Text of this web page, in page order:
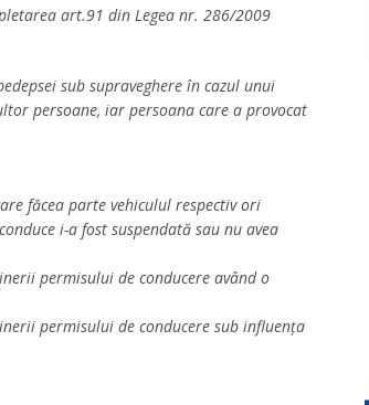
art.91 din Legea nr. 286/2009
sub supraveghere în cazul unui
persoane, iar persoana care a provocat
făcea parte vehiculul respectiv ori
i-a fost suspendată sau nu avea
permisului de conducere având o
permisului de conducere sub influența